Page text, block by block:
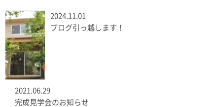
2024.11.01
ブログ引っ越します！
2021.06.29
完成見学会のお知らせ